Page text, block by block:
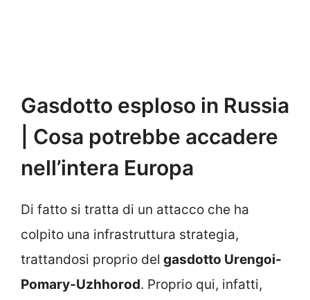
Gasdotto esploso in Russia
| Cosa potrebbe accadere
nell’intera Europa
Di fatto si tratta di un attacco che ha
colpito una infrastruttura strategia,
trattandosi proprio del gasdotto Urengoi-
Pomary-Uzhhorod. Proprio qui, infatti,